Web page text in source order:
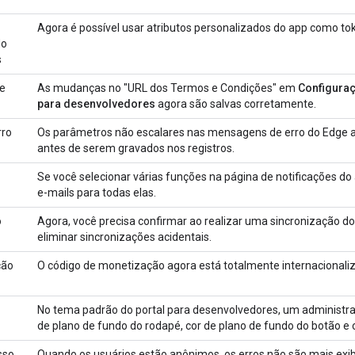
Agora é possível usar atributos personalizados do app como
As mudanças no "URL dos Termos e Condições" em
para desenvolvedores agora são salvas corretamente.
Os parâmetros não escalares nas mensagens de erro do Edge
antes de serem gravados nos registros.
Se você selecionar várias funções na página de notificações
e-mails para todas elas.
Agora, você precisa confirmar ao realizar uma sincronização
eliminar sincronizações acidentais.
O código de monetização agora está totalmente
No tema padrão do portal para desenvolvedores, um
de plano de fundo do rodapé, cor de plano de fundo do botão e